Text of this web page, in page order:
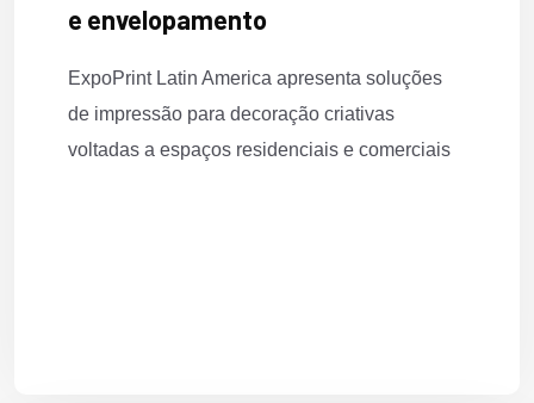
e envelopamento
ExpoPrint Latin America apresenta soluções
de impressão para decoração criativas
voltadas a espaços residenciais e comerciais